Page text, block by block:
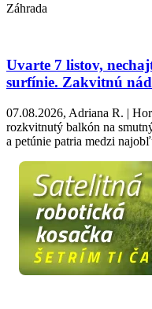
Záhrada
Uvarte 7 listov,
surfínie. Zakvitnú
07.08.2026, Adriana R. |
rozkvitnutý balkón na
a petúnie patria medzi